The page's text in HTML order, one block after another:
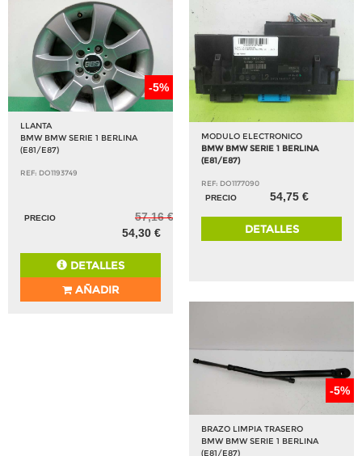
-5%
LLANTA
BMW BMW SERIE 1 BERLINA
(E81/E87)
REF: DO1193749
PRECIO
57,16 €
54,30 €
DETALLES
AÑADIR
MODULO ELECTRONICO
BMW BMW SERIE 1 BERLINA
(E81/E87)
REF: DO1177090
PRECIO
54,75 €
DETALLES
-5%
BRAZO LIMPIA TRASERO
BMW BMW SERIE 1 BERLINA
(E81/E87)